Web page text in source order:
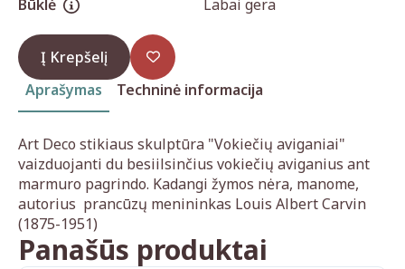
Būklė
Labai gera
Į Krepšelį
Aprašymas
Techninė informacija
Art Deco stikiaus skulptūra "Vokiečių aviganiai"
vaizduojanti du besiilsinčius vokiečių aviganius ant
marmuro pagrindo. Kadangi žymos nėra, manome,
autorius prancūzų menininkas Louis Albert Carvin
(1875-1951)
Panašūs produktai